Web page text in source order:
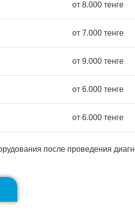
от 8.000 тенге
от 7.000 тенге
от 9.000 тенге
от 6.000 тенге
от 6.000 тенге
после проведения